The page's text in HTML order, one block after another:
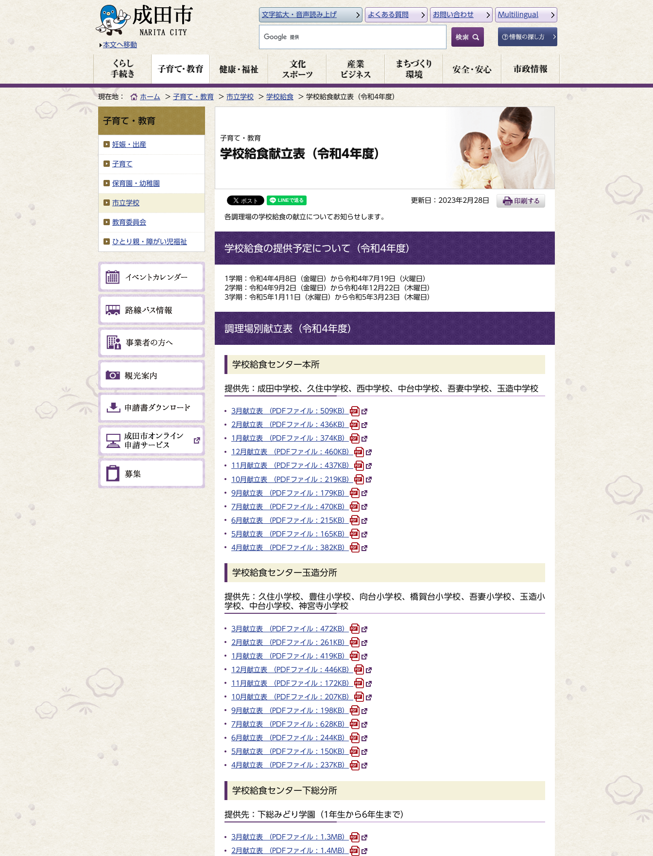
本文へ移動
文字拡大・音声読み上げ よくある質問 お問い合わせ Multilingual
現在地： ホーム 子育て・教育 市立学校 学校給食 学校給食献立表（令和4年度）
子育て・教育
学校給食献立表（令和4年度）
更新日：2023年2月28日
各調理場の学校給食の献立についてお知らせします。
学校給食の提供予定について（令和4年度）
1学期：令和4年4月8日（金曜日）から令和4年7月19日（火曜日）
2学期：令和4年9月2日（金曜日）から令和4年12月22日（木曜日）
3学期：令和5年1月11日（水曜日）から令和5年3月23日（木曜日）
調理場別献立表（令和4年度）
学校給食センター本所
提供先：成田中学校、久住中学校、西中学校、中台中学校、吾妻中学校、玉造中学校
3月献立表 （PDFファイル : 509KB）
2月献立表 （PDFファイル : 436KB）
1月献立表 （PDFファイル : 374KB）
12月献立表 （PDFファイル : 460KB）
11月献立表 （PDFファイル : 437KB）
10月献立表 （PDFファイル : 219KB）
9月献立表 （PDFファイル : 179KB）
7月献立表 （PDFファイル : 470KB）
6月献立表 （PDFファイル : 215KB）
5月献立表 （PDFファイル : 165KB）
4月献立表 （PDFファイル : 382KB）
学校給食センター玉造分所
提供先：久住小学校、豊住小学校、向台小学校、橋賀台小学校、吾妻小学校、玉造小
学校、中台小学校、神宮寺小学校
3月献立表 （PDFファイル : 472KB）
2月献立表 （PDFファイル : 261KB）
1月献立表 （PDFファイル : 419KB）
12月献立表 （PDFファイル : 446KB）
11月献立表 （PDFファイル : 172KB）
10月献立表 （PDFファイル : 207KB）
9月献立表 （PDFファイル : 198KB）
7月献立表 （PDFファイル : 628KB）
6月献立表 （PDFファイル : 244KB）
5月献立表 （PDFファイル : 150KB）
4月献立表 （PDFファイル : 237KB）
学校給食センター下総分所
提供先：下総みどり学園（1年生から6年生まで）
3月献立表 （PDFファイル : 1.3MB）
2月献立表 （PDFファイル : 1.4MB）
子育て・教育
妊娠・出産
子育て
保育園・幼稚園
市立学校
教育委員会
ひとり親・障がい児福祉